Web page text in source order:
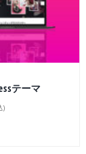
テーマ
)